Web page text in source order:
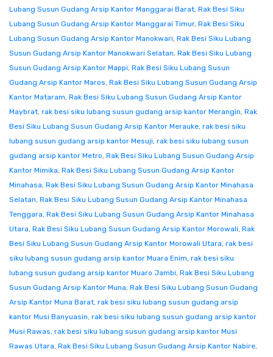
Lubang Susun Gudang Arsip Kantor Manggarai Barat, Rak Besi Siku
Lubang Susun Gudang Arsip Kantor Manggarai Timur, Rak Besi Siku
Lubang Susun Gudang Arsip Kantor Manokwari, Rak Besi Siku Lubang
Susun Gudang Arsip Kantor Manokwari Selatan, Rak Besi Siku Lubang
Susun Gudang Arsip Kantor Mappi, Rak Besi Siku Lubang Susun
Gudang Arsip Kantor Maros, Rak Besi Siku Lubang Susun Gudang Arsip
Kantor Mataram, Rak Besi Siku Lubang Susun Gudang Arsip Kantor
Maybrat, rak besi siku lubang susun gudang arsip kantor Merangin, Rak
Besi Siku Lubang Susun Gudang Arsip Kantor Merauke, rak besi siku
lubang susun gudang arsip kantor Mesuji, rak besi siku lubang susun
gudang arsip kantor Metro, Rak Besi Siku Lubang Susun Gudang Arsip
Kantor Mimika, Rak Besi Siku Lubang Susun Gudang Arsip Kantor
Minahasa, Rak Besi Siku Lubang Susun Gudang Arsip Kantor Minahasa
Selatan, Rak Besi Siku Lubang Susun Gudang Arsip Kantor Minahasa
Tenggara, Rak Besi Siku Lubang Susun Gudang Arsip Kantor Minahasa
Utara, Rak Besi Siku Lubang Susun Gudang Arsip Kantor Morowali, Rak
Besi Siku Lubang Susun Gudang Arsip Kantor Morowali Utara, rak besi
siku lubang susun gudang arsip kantor Muara Enim, rak besi siku
lubang susun gudang arsip kantor Muaro Jambi, Rak Besi Siku Lubang
Susun Gudang Arsip Kantor Muna, Rak Besi Siku Lubang Susun Gudang
Arsip Kantor Muna Barat, rak besi siku lubang susun gudang arsip
kantor Musi Banyuasin, rak besi siku lubang susun gudang arsip kantor
Musi Rawas, rak besi siku lubang susun gudang arsip kantor Musi
Rawas Utara, Rak Besi Siku Lubang Susun Gudang Arsip Kantor Nabire,